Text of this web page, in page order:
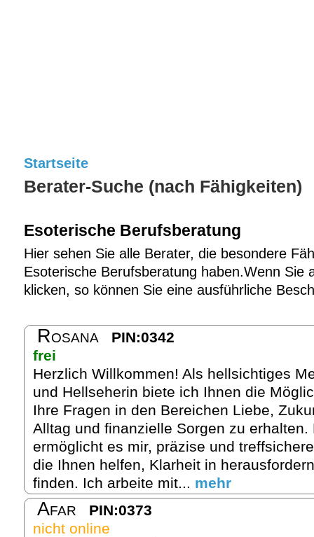
Startseite
Berater-Suche (nach Fähigkeiten)
Esoterische Berufsberatung
Hier sehen Sie alle Berater, die besondere
Esoterische Berufsberatung haben.Wenn Sie
klicken, so können Sie eine ausführliche
Rosana
PIN:0342
frei
Herzlich Willkommen! Als hellsichtiges
und Hellseherin biete ich Ihnen die
Ihre Fragen in den Bereichen Liebe,
Alltag und finanzielle Sorgen zu erhalten.
ermöglicht es mir, präzise und
die Ihnen helfen, Klarheit in
finden. Ich arbeite mit... mehr
Afar
PIN:0373
nicht online